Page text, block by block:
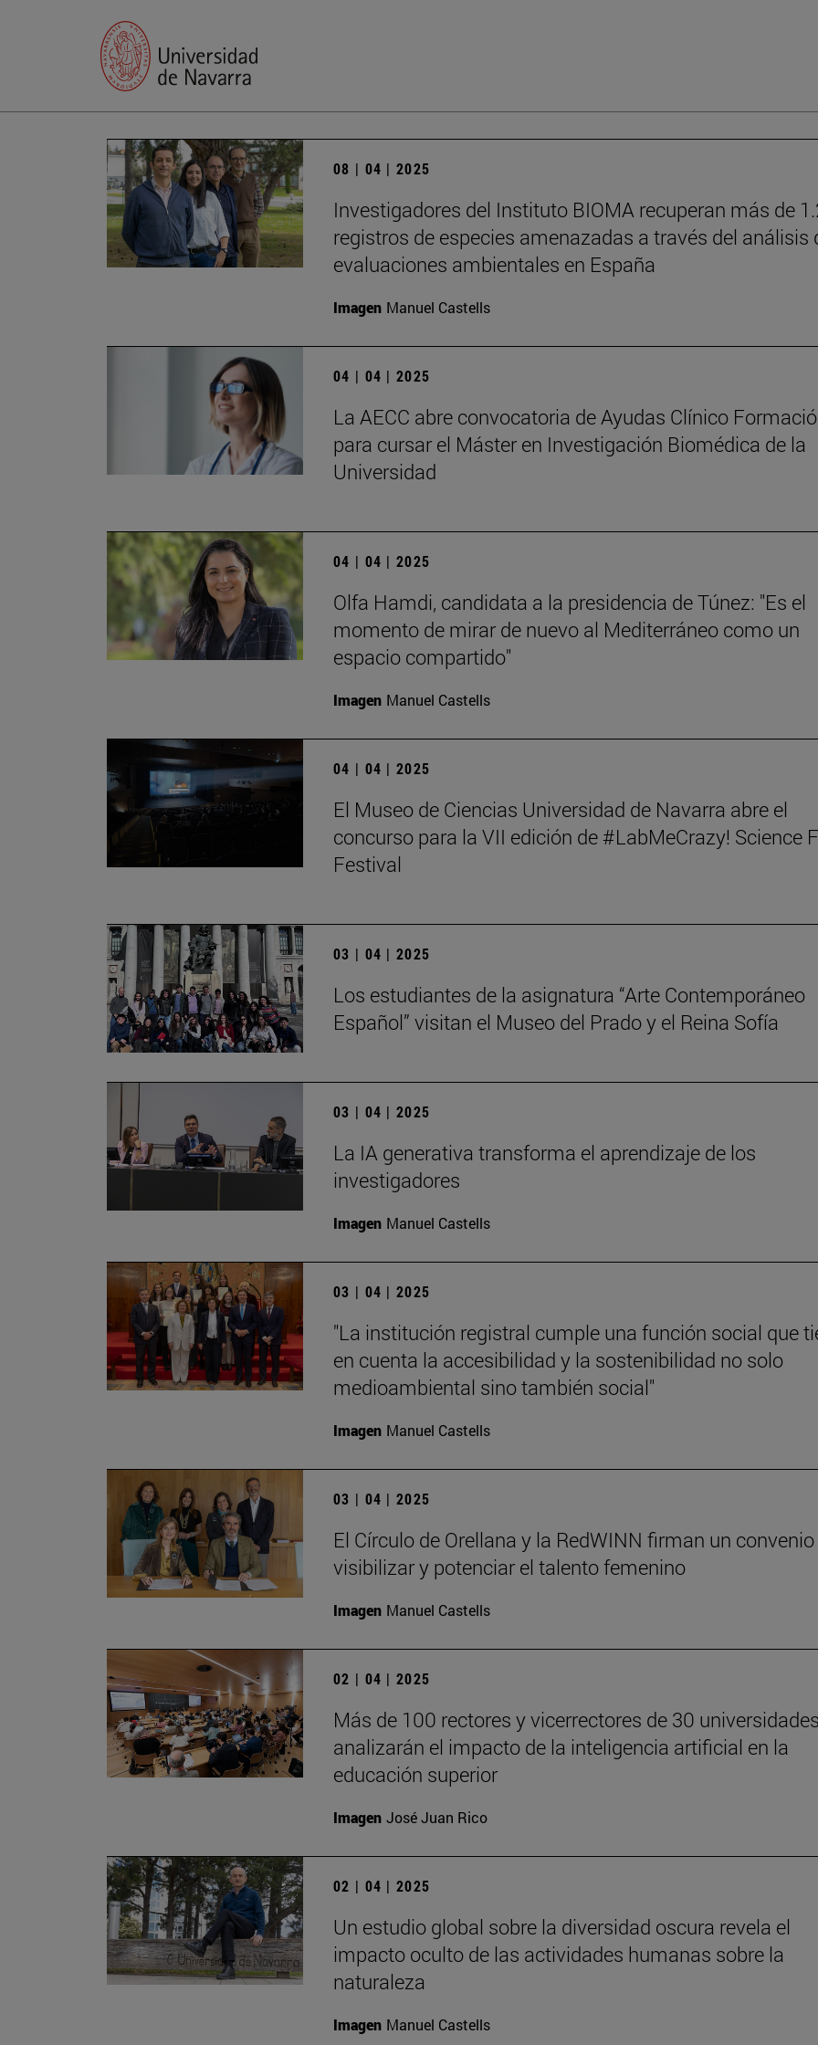
08 | 04 | 2025
Investigadores del Instituto BIOMA recuperan más de
registros de especies amenazadas a través del análisis
evaluaciones ambientales en España
Imagen Manuel Castells
04 | 04 | 2025
La AECC abre convocatoria de Ayudas Clínico
para cursar el Máster en Investigación Biomédica de la
Universidad
04 | 04 | 2025
Olfa Hamdi, candidata a la presidencia de Túnez: "Es el
momento de mirar de nuevo al Mediterráneo como un
espacio compartido"
Imagen Manuel Castells
04 | 04 | 2025
El Museo de Ciencias Universidad de Navarra abre el
concurso para la VII edición de #LabMeCrazy! Science
Festival
03 | 04 | 2025
Los estudiantes de la asignatura “Arte Contemporáneo
Español” visitan el Museo del Prado y el Reina Sofía
03 | 04 | 2025
La IA generativa transforma el aprendizaje de los
investigadores
Imagen Manuel Castells
03 | 04 | 2025
"La institución registral cumple una función social que
en cuenta la accesibilidad y la sostenibilidad no solo
medioambiental sino también social"
Imagen Manuel Castells
03 | 04 | 2025
El Círculo de Orellana y la RedWINN firman un
visibilizar y potenciar el talento femenino
Imagen Manuel Castells
02 | 04 | 2025
Más de 100 rectores y vicerrectores de 30
analizarán el impacto de la inteligencia artificial en la
educación superior
Imagen José Juan Rico
02 | 04 | 2025
Un estudio global sobre la diversidad oscura revela el
impacto oculto de las actividades humanas sobre la
naturaleza
Imagen Manuel Castells